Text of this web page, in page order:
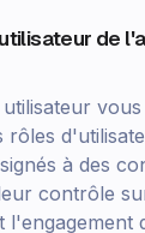
de
rôles
à des
contrôle
l'engagement